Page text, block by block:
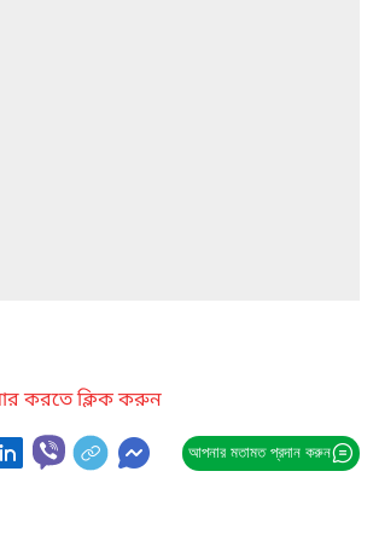
করতে ক্লিক করুন
আপনার মতামত প্রদান করুন